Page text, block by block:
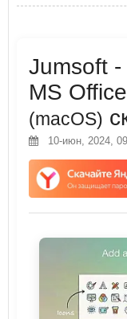
Jumsoft
MS
(macOS)
10-июн, 2024,